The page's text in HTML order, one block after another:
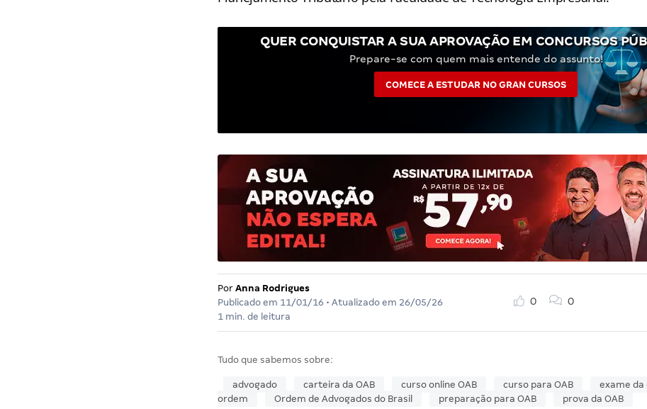
QUER CONQUISTAR A SUA APROVAÇÃO EM CONCURSOS
Prepare-se com quem mais entende do assunto!
COMECE A ESTUDAR NO GRAN CURSOS
Por Anna Rodrigues
Publicado em 11/01/16 • Atualizado em 26/05/26
1 min. de leitura
0 0
Tudo que sabemos sobre:
advogado carteira da OAB curso online OAB curso para OAB exame da
ordem
Ordem de Advogados do Brasil preparação para OAB prova da OAB